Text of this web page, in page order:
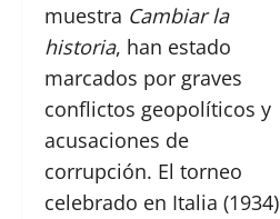
muestra Cambiar la
historia, han estado
marcados por graves
conflictos geopolíticos y
acusaciones de
corrupción. El torneo
celebrado en Italia (1934)